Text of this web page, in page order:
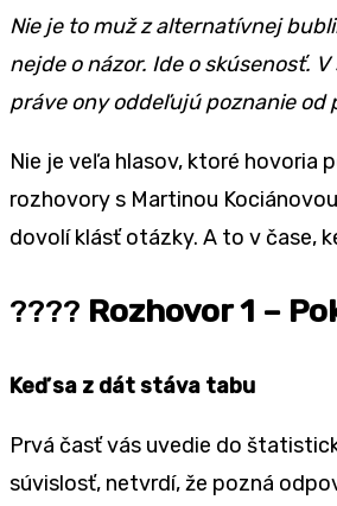
Nie je to muž z alternatívnej
nejde o názor. Ide o skúsenosť. V
práve ony oddeľujú poznanie od
Nie je veľa hlasov, ktoré hovoria
rozhovory s Martinou
dovolí klásť otázky. A to v čase,
???? Rozhovor 1 –
Keď sa z dát stáva tabu
Prvá časť vás uvedie do
súvislosť, netvrdí, že pozná